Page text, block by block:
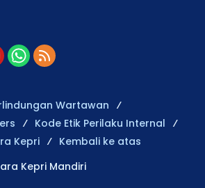
Wartawan
Kode Etik Perilaku Internal
Kepri
Kembali ke atas
Kepri Mandiri